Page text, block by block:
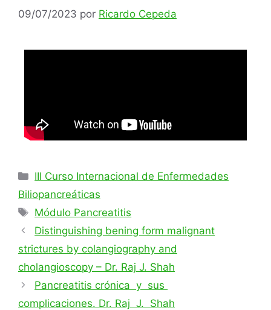
09/07/2023 por Ricardo Cepeda
III Curso Internacional de Enfermedades
Biliopancreáticas
Módulo Pancreatitis
Distinguishing bening form malignant
strictures by colangiography and
cholangioscopy – Dr. Raj J. Shah
Pancreatitis crónica y sus
complicaciones. Dr. Raj J. Shah